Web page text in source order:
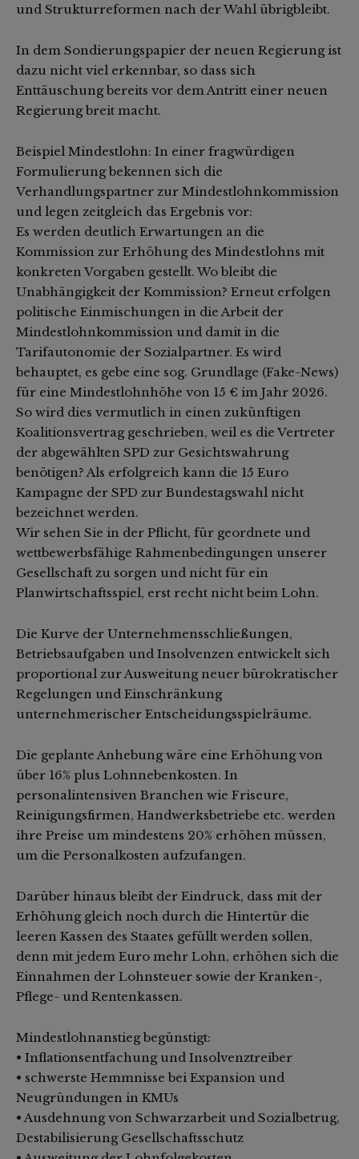
und Strukturreformen nach der Wahl übrigbleibt.
In dem Sondierungspapier der neuen Regierung ist
dazu nicht viel erkennbar, so dass sich
Enttäuschung bereits vor dem Antritt einer neuen
Regierung breit macht.
Beispiel Mindestlohn: In einer fragwürdigen
Formulierung bekennen sich die
Verhandlungspartner zur Mindestlohnkommission
und legen zeitgleich das Ergebnis vor:
Es werden deutlich Erwartungen an die
Kommission zur Erhöhung des Mindestlohns mit
konkreten Vorgaben gestellt. Wo bleibt die
Unabhängigkeit der Kommission? Erneut erfolgen
politische Einmischungen in die Arbeit der
Mindestlohnkommission und damit in die
Tarifautonomie der Sozialpartner. Es wird
behauptet, es gebe eine sog. Grundlage (Fake-News)
für eine Mindestlohnhöhe von 15 € im Jahr 2026.
So wird dies vermutlich in einen zukünftigen
Koalitionsvertrag geschrieben, weil es die Vertreter
der abgewählten SPD zur Gesichtswahrung
benötigen? Als erfolgreich kann die 15 Euro
Kampagne der SPD zur Bundestagswahl nicht
bezeichnet werden.
Wir sehen Sie in der Pflicht, für geordnete und
wettbewerbsfähige Rahmenbedingungen unserer
Gesellschaft zu sorgen und nicht für ein
Planwirtschaftsspiel, erst recht nicht beim Lohn.
Die Kurve der Unternehmensschließungen,
Betriebsaufgaben und Insolvenzen entwickelt sich
proportional zur Ausweitung neuer bürokratischer
Regelungen und Einschränkung
unternehmerischer Entscheidungsspielräume.
Die geplante Anhebung wäre eine Erhöhung von
über 16% plus Lohnnebenkosten. In
personalintensiven Branchen wie Friseure,
Reinigungsfirmen, Handwerksbetriebe etc. werden
ihre Preise um mindestens 20% erhöhen müssen,
um die Personalkosten aufzufangen.
Darüber hinaus bleibt der Eindruck, dass mit der
Erhöhung gleich noch durch die Hintertür die
leeren Kassen des Staates gefüllt werden sollen,
denn mit jedem Euro mehr Lohn, erhöhen sich die
Einnahmen der Lohnsteuer sowie der Kranken-,
Pflege- und Rentenkassen.
Mindestlohnanstieg begünstigt:
• Inflationsentfachung und Insolvenztreiber
• schwerste Hemmnisse bei Expansion und
Neugründungen in KMUs
• Ausdehnung von Schwarzarbeit und Sozialbetrug,
Destabilisierung Gesellschaftsschutz